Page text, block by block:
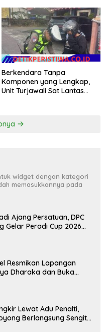
Berkendara Tanpa
Komponen yang Lengkap,
Unit Turjawali Sat Lantas
widget dengan kategori
memasukkannya pada
Ajang Persatuan, DPC
Gelar Peradi Cup 2026
Resmikan Lapangan
Dharaka dan Buka
Lewat Adu Penalti,
Berlangsung Sengit